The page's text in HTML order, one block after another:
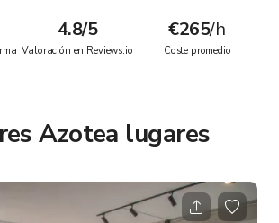
4.8/5
Valoración en Reviews.io
€265/h
Coste promedio
Azotea lugares